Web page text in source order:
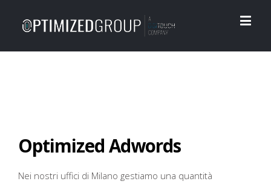
Optimized Adwords
Nei nostri uffici di Milano gestiamo una quantità